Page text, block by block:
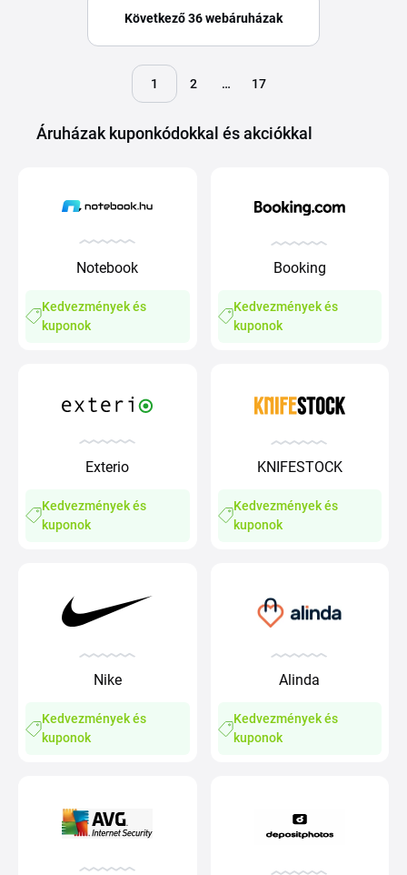
Következő 36 webáruházak
1 2 … 17
Áruházak kuponkódokkal és akciókkal
Notebook
Kedvezmények és
kuponok
Booking
Kedvezmények és
kuponok
Exterio
Kedvezmények és
kuponok
KNIFESTOCK
Kedvezmények és
kuponok
Nike
Kedvezmények és
kuponok
Alinda
Kedvezmények és
kuponok